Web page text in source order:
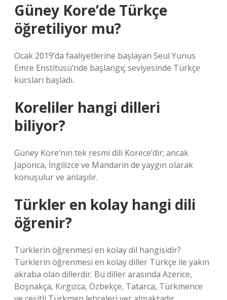
Güney Kore’de Türkçe
öğretiliyor mu?
Ocak 2019’da faaliyetlerine başlayan Seul Yunus
Emre Enstitüsü’nde başlangıç ​​seviyesinde Türkçe
kursları başladı.
Koreliler hangi dilleri
biliyor?
Güney Kore’nin tek resmi dili Korece’dir; ancak
Japonca, İngilizce ve Mandarin de yaygın olarak
konuşulur ve anlaşılır.
Türkler en kolay hangi dili
öğrenir?
Türklerin öğrenmesi en kolay dil hangisidir?
Türklerin öğrenmesi en kolay diller Türkçe ile yakın
akraba olan dillerdir. Bu diller arasında Azerice,
Boşnakça, Kırgızca, Özbekçe, Tatarca, Türkmence